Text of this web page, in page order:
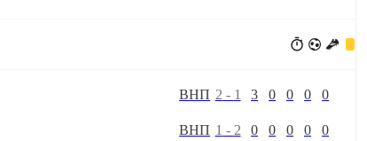
ВНП 2 - 1 3 0 0 0 0
ВНП 1 - 2 0 0 0 0 0